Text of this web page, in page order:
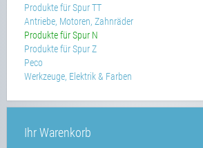
Produkte für Spur TT
Antriebe, Motoren, Zahnräder
Produkte für Spur N
Produkte für Spur Z
Peco
Werkzeuge, Elektrik & Farben
Ihr Warenkorb